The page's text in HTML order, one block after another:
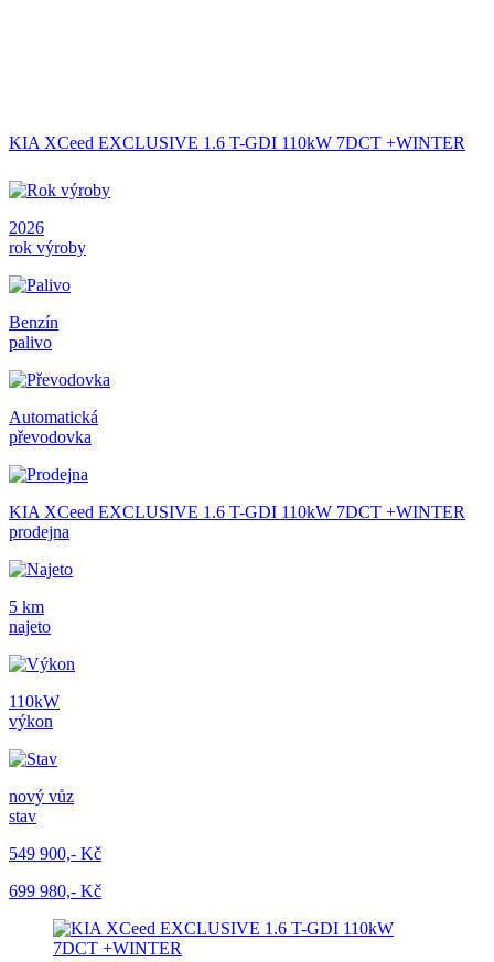
KIA XCeed EXCLUSIVE 1.6 T-GDI 110kW 7DCT +WINTER
2026
rok výroby
Benzín
palivo
Automatická
převodovka
KIA XCeed EXCLUSIVE 1.6 T-GDI 110kW 7DCT +WINTER
prodejna
5 km
najeto
110kW
výkon
nový vůz
stav
549 900,- Kč
699 980,- Kč